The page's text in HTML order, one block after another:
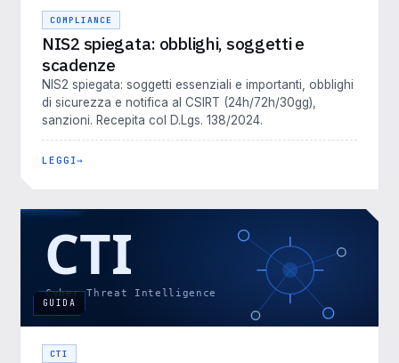
COMPLIANCE
NIS2 spiegata: obblighi, soggetti e
scadenze
NIS2 spiegata: soggetti essenziali e importanti, obblighi
di sicurezza e notifica al CSIRT (24h/72h/30gg),
sanzioni. Recepita col D.Lgs. 138/2024.
LEGGI
GUIDA
CTI